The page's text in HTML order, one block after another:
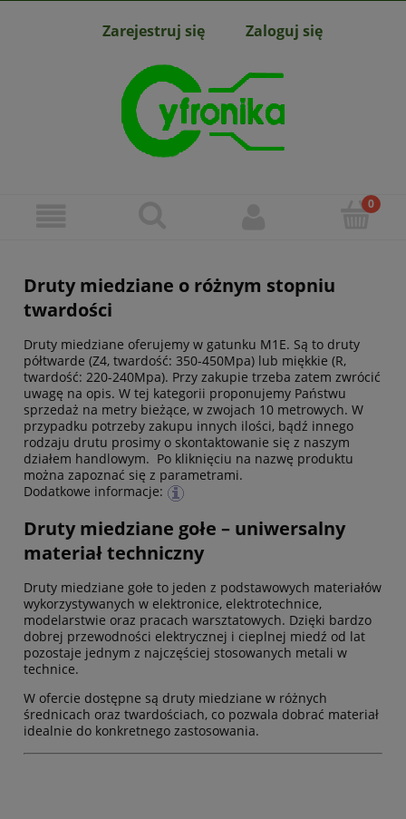
Zarejestruj się Zaloguj się
Druty miedziane o różnym stopniu
twardości
Druty miedziane oferujemy w gatunku M1E. Są to druty
półtwarde (Z4, twardość: 350-450Mpa) lub miękkie (R,
twardość: 220-240Mpa). Przy zakupie trzeba zatem zwrócić
uwagę na opis. W tej kategorii proponujemy Państwu
sprzedaż na metry bieżące, w zwojach 10 metrowych. W
przypadku potrzeby zakupu innych ilości, bądź innego
rodzaju drutu prosimy o skontaktowanie się z naszym
działem handlowym. Po kliknięciu na nazwę produktu
można zapoznać się z parametrami.
Dodatkowe informacje:
Druty miedziane gołe – uniwersalny
materiał techniczny
Druty miedziane gołe to jeden z podstawowych materiałów
wykorzystywanych w elektronice, elektrotechnice,
modelarstwie oraz pracach warsztatowych. Dzięki bardzo
dobrej przewodności elektrycznej i cieplnej miedź od lat
pozostaje jednym z najczęściej stosowanych metali w
technice.
W ofercie dostępne są druty miedziane w różnych
średnicach oraz twardościach, co pozwala dobrać materiał
idealnie do konkretnego zastosowania.